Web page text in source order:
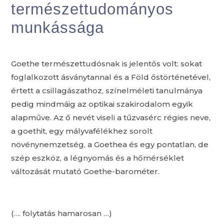
természettudományos
munkássága
Goethe természettudósnak is jelentős volt: sokat
foglalkozott ásványtannal és a Föld őstörténetével,
értett a csillagászathoz, színelméleti tanulmánya
pedig mindmáig az optikai szakirodalom egyik
alapműve. Az ő nevét viseli a tűzvasérc régies neve,
a goethit, egy mályvafélékhez sorolt
növénynemzetség, a Goethea és egy pontatlan, de
szép eszköz, a légnyomás és a hőmérséklet
változását mutató Goethe-barométer.
(…. folytatás hamarosan …)